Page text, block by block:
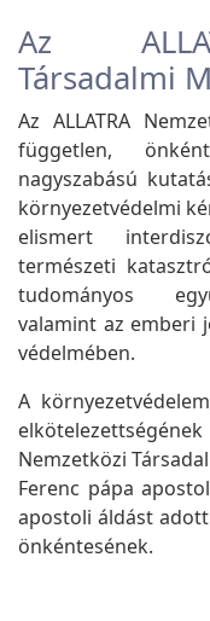
Az
Társadalmi
Az ALLATRA
független,
nagyszabású
környezetvédelmi
elismert
természeti
tudományos
valamint az emberi
védelmében.
A
Nemzetközi
Ferenc pápa
apostoli áldást adott
önkéntesének.